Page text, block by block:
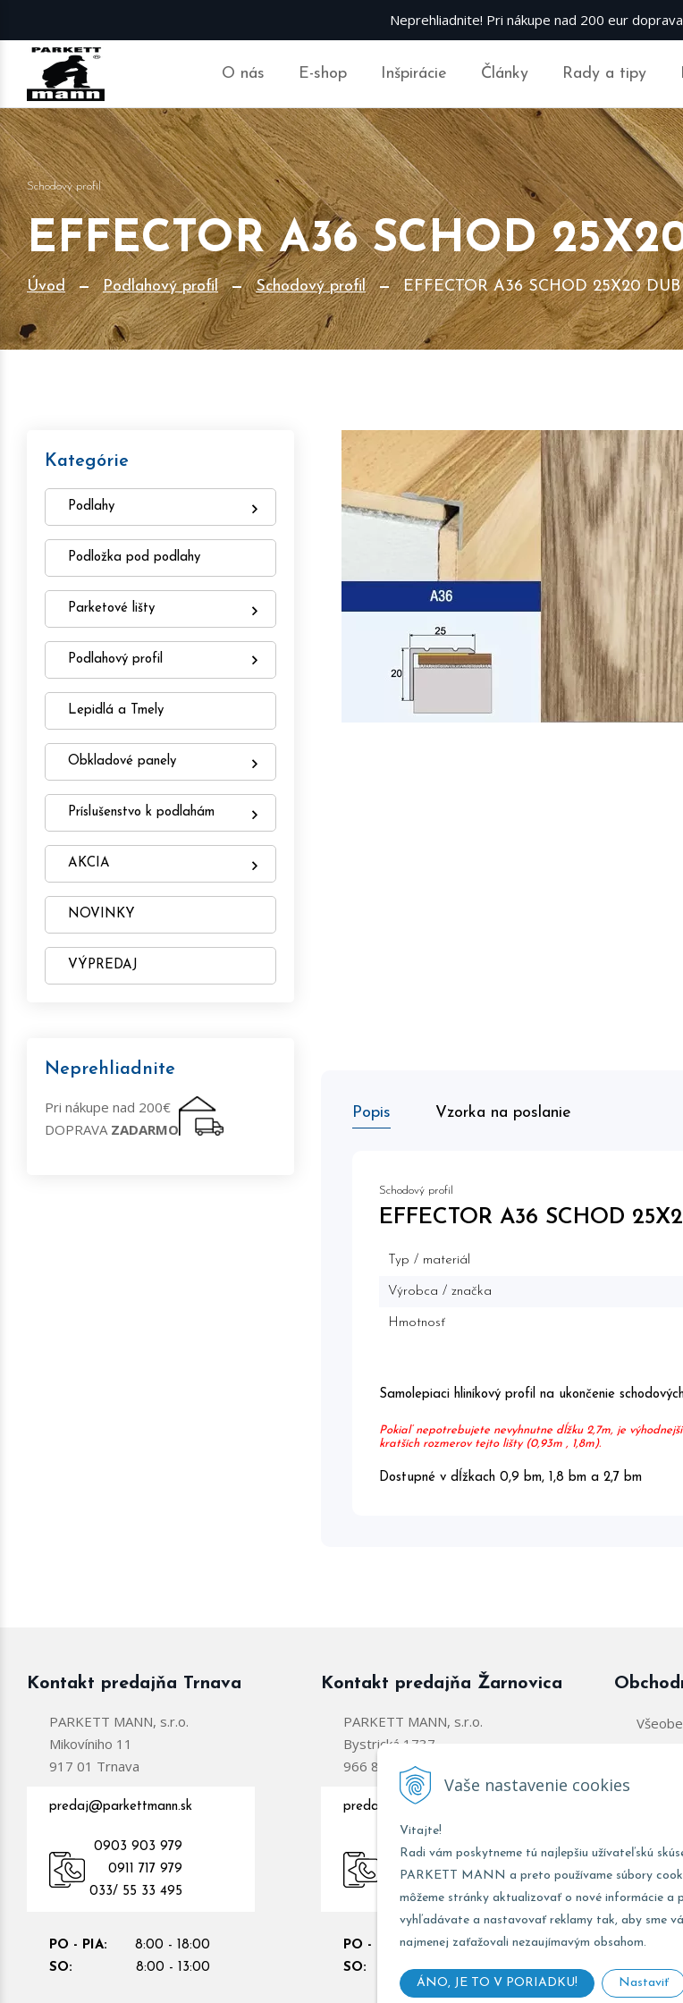
Vaše nastavenie cookies
Vitajte!
Radi vám poskytneme tú najlepšiu užívateľskú
PARKETT MANN a preto používame súbory
môžeme stránky aktualizovať o nové informácie a
vyhľadávate a nastavovať reklamy tak, aby sme
najmenej zaťažovali nezaujímavým obsahom.
ÁNO, JE TO V PORIADKU! Nastaviť
Neprehliadnite! Pri nákupe nad 200 eur
O nás E-shop Inšpirácie Články Rady a tipy
Schodový profil
EFFECTOR A36 SCHOD
Úvod Podlahový profil Schodový profil EFFECTOR A36 SCHOD 25X20
Kategórie
Podlahy
Podložka pod podlahy
Parketové lišty
Podlahový profil
Lepidlá a Tmely
Obkladové panely
Príslušenstvo k podlahám
AKCIA
NOVINKY
VÝPREDAJ
Neprehliadnite
Pri nákupe nad 200€
DOPRAVA ZADARMO
Popis Vzorka na poslanie
Schodový profil
EFFECTOR A36 SCHOD
Typ / materiál
Výrobca / značka
Hmotnosť
Samolepiaci hliníkový profil na ukončenie
Pokiaľ nepotrebujete nevyhnutne dĺžku 2,7m, je
kratších rozmerov tejto lišty (0,93m , 1,8m).
Dostupné v dĺžkach 0,9 bm, 1,8 bm a 2,7 bm
Kontakt predajňa Trnava
PARKETT MANN, s.r.o.
Mikovíniho 11
917 01 Trnava
predaj@parkettmann.sk
0903 903 979
0911 717 979
033/ 55 33 495
PO - PIA:
8:00 - 18:00
SO:
8:00 - 13:00
Kontakt predajňa Žarnovica
PARKETT MANN, s.r.o.
Bystrická 1737
966 81 Žarnovica
predajzc@parkettmann.sk
0911 903 979
0902 907 979
PO - PIA:
8:00 - 17:00
SO:
8:00 - 12:00
Stred/